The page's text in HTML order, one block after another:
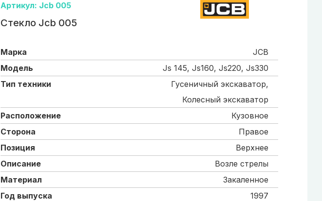
Артикул: Jcb 005
Стекло Jcb 005
Марка
JCB
Модель
Js 145, Js160, Js220, Js330
Тип техники
Гусеничный экскаватор,
Колесный экскаватор
Расположение
Кузовное
Сторона
Правое
Позиция
Верхнее
Описание
Возле стрелы
Материал
Закаленное
Год выпуска
1997